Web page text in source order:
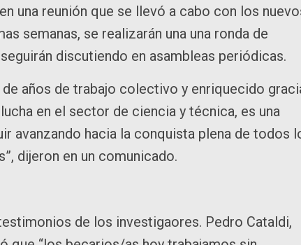
una reunión que se llevó a cabo con los
semanas, se realizarán una una ronda de
discutiendo en asambleas periódicas.
años de trabajo colectivo y enriquecido
en el sector de ciencia y técnica, es una
avanzando hacia la conquista plena de todos
dijeron en un comunicado.
de los investigaores. Pedro Cataldi,